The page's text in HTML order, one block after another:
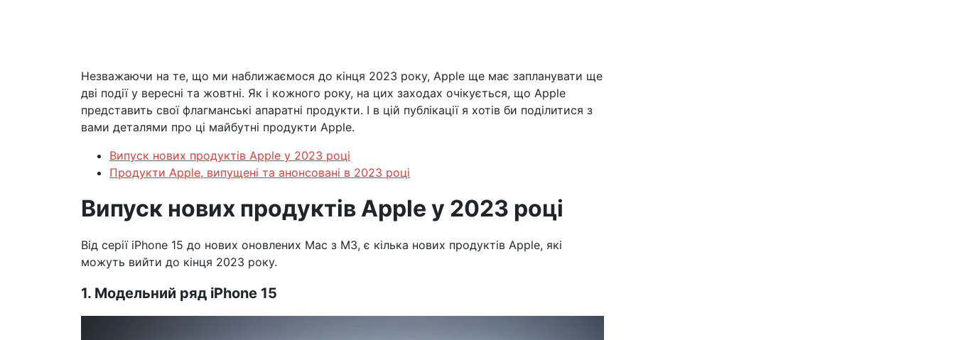
Незважаючи на те, що ми наближаємося до кінця 2023 року, Apple ще має запланувати ще
дві події у вересні та жовтні. Як і кожного року, на цих заходах очікується, що Apple
представить свої флагманські апаратні продукти. І в цій публікації я хотів би поділитися з
вами деталями про ці майбутні продукти Apple.
Випуск нових продуктів Apple у 2023 році
Продукти Apple, випущені та анонсовані в 2023 році
Випуск нових продуктів Apple у 2023 році
Від серії iPhone 15 до нових оновлених Mac з M3, є кілька нових продуктів Apple, які
можуть вийти до кінця 2023 року.
1. Модельний ряд iPhone 15